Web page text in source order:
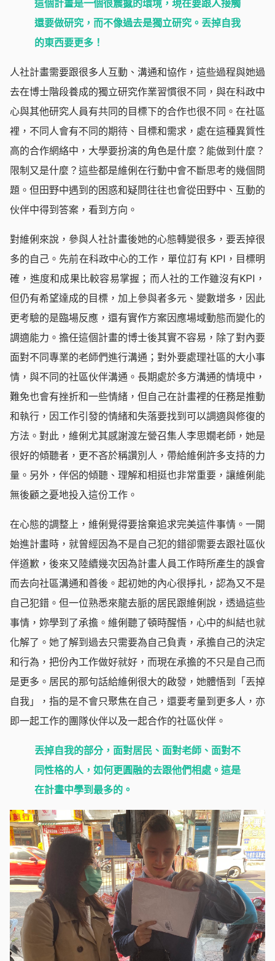
這個計畫是一個很震撼的環境，現在要跟人接觸
還要做研究，而不像過去是獨立研究。丟掉自我
的東西要更多！
人社計畫需要跟很多人互動、溝通和協作，這些過程與她過
去在博士階段養成的獨立研究作業習慣很不同，與在科政中
心與其他研究人員有共同的目標下的合作也很不同。在社區
裡，不同人會有不同的期待、目標和需求，處在這種異質性
高的合作網絡中，大學要扮演的角色是什麼？能做到什麼？
限制又是什麼？這些都是維俐在行動中會不斷思考的幾個問
題。但田野中遇到的困惑和疑問往往也會從田野中、互動的
伙伴中得到答案，看到方向。
對維俐來說，參與人社計畫後她的心態轉變很多，要丟掉很
多的自己。先前在科政中心的工作，單位訂有 KPI，目標明
確，進度和成果比較容易掌握；而人社的工作雖沒有KPI，
但仍有希望達成的目標，加上參與者多元、變數增多，因此
更考驗的是臨場反應，還有實作方案因應場域動態而變化的
調適能力。擔任這個計畫的博士後其實不容易，除了對內要
面對不同專業的老師們進行溝通；對外要處理社區的大小事
情，與不同的社區伙伴溝通。長期處於多方溝通的情境中，
難免也會有挫折和一些情緒，但自己在計畫裡的任務是推動
和執行，因工作引發的情緒和失落要找到可以調適與修復的
方法。對此，維俐尤其感謝渡左營召集人李思嫺老師，她是
很好的傾聽者，更不吝於稱讚別人，帶給維俐許多支持的力
量。另外，伴侶的傾聽、理解和相挺也非常重要，讓維俐能
無後顧之憂地投入這份工作。
在心態的調整上，維俐覺得要捨棄追求完美這件事情。一開
始進計畫時，就曾經因為不是自己犯的錯卻需要去跟社區伙
伴道歉，後來又陸續幾次因為計畫人員工作時所產生的誤會
而去向社區溝通和善後。起初她的內心很掙扎，認為又不是
自己犯錯。但一位熟悉來龍去脈的居民跟維俐說，透過這些
事情，妳學到了承擔。維俐聽了頓時醒悟，心中的糾結也就
化解了。她了解到過去只需要為自己負責，承擔自己的決定
和行為，把份內工作做好就好，而現在承擔的不只是自己而
是更多。居民的那句話給維俐很大的啟發，她體悟到「丟掉
自我」，指的是不會只聚焦在自己，還要考量到更多人，亦
即一起工作的團隊伙伴以及一起合作的社區伙伴。
丟掉自我的部分，面對居民、面對老師、面對不
同性格的人，如何更圓融的去跟他們相處。這是
在計畫中學到最多的。